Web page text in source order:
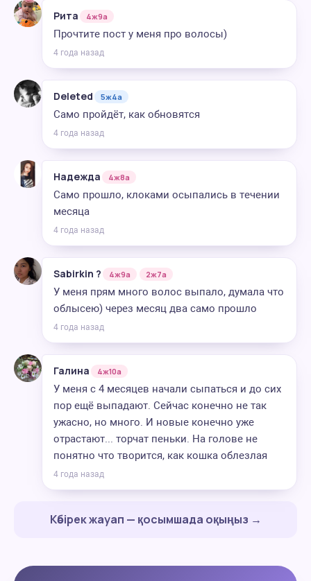
Рита 4ж9а
Прочтите пост у меня про волосы)
4 года назад
Deleted 5ж4а
Само пройдёт, как обновятся
4 года назад
Надежда 4ж8а
Само прошло, клоками осыпались в течении
месяца
4 года назад
Sаbirkin ? 4ж9а 2ж7а
У меня прям много волос выпало, думала что
облысею) через месяц два само прошло
4 года назад
Галина 4ж10а
У меня с 4 месяцев начали сыпаться и до сих
пор ещё выпадают. Сейчас конечно не так
ужасно, но много. И новые конечно уже
отрастают... торчат пеньки. На голове не
понятно что творится, как кошка облезлая
4 года назад
Көбірек жауап — қосымшада оқыңыз →